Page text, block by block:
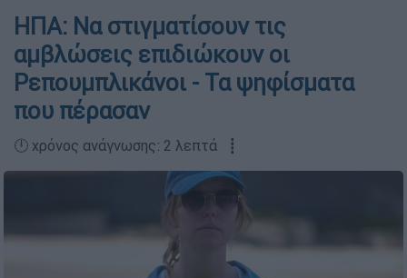
ΗΠΑ: Να στιγματίσουν τις
αμβλώσεις επιδιώκουν οι
Ρεπουμπλικάνοι - Τα ψηφίσματα
που πέρασαν
🕛 χρόνος ανάγνωσης: 2 λεπτά ┋